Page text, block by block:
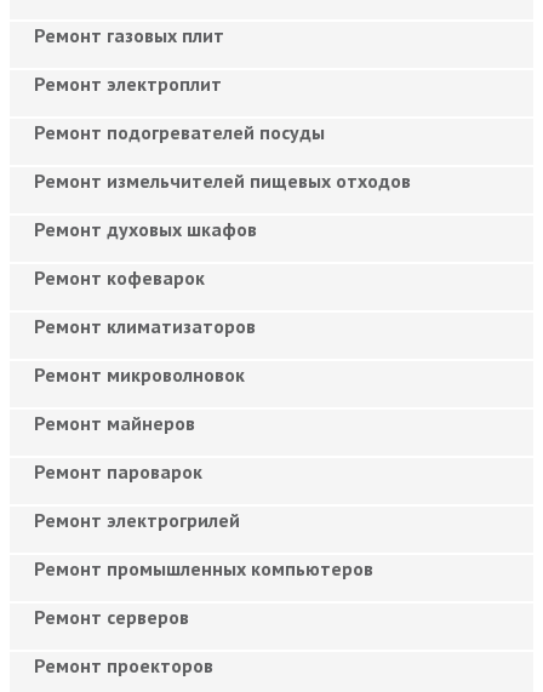
Ремонт газовых плит
Ремонт электроплит
Ремонт подогревателей посуды
Ремонт измельчителей пищевых отходов
Ремонт духовых шкафов
Ремонт кофеварок
Ремонт климатизаторов
Ремонт микроволновок
Ремонт майнеров
Ремонт пароварок
Ремонт электрогрилей
Ремонт промышленных компьютеров
Ремонт серверов
Ремонт проекторов